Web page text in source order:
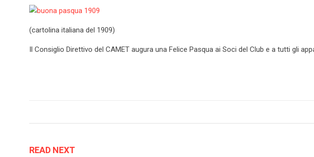
(cartolina italiana del 1909)
Il Consiglio Direttivo del CAMET augura una Felice Pasqua ai Soci del Club e a tutti gli
READ NEXT